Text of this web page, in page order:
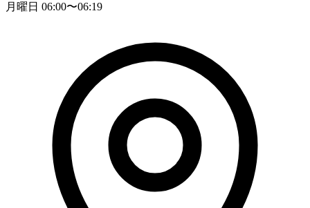
月曜日 06:00〜06:19